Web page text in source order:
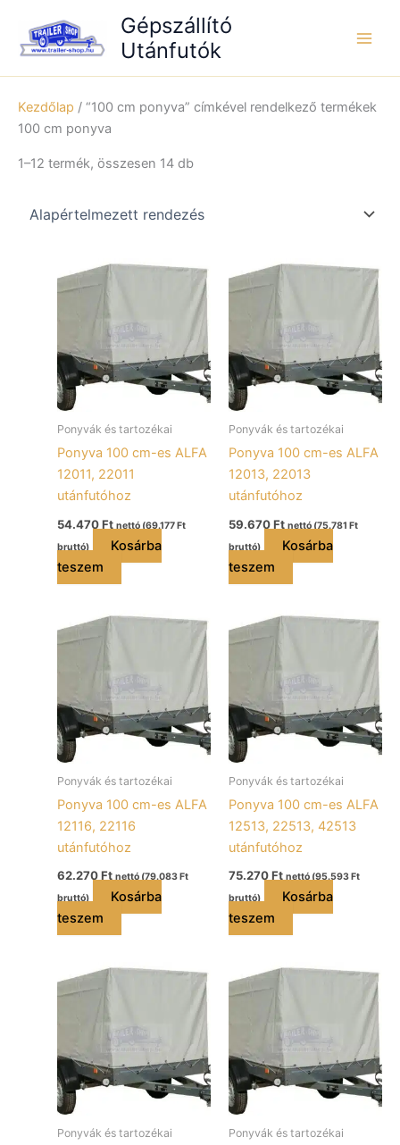
content
Gépszállító
Utánfutók
Kezdőlap / “100 cm ponyva” címkével rendelkező termékek
100 cm ponyva
1–12 termék, összesen 14 db
Ponyvák és tartozékai
Ponyva 100 cm-es ALFA
12011, 22011
utánfutóhoz
54.470Ft nettó (69.177Ft
bruttó)
Kosárba
teszem
Ponyvák és tartozékai
Ponyva 100 cm-es ALFA
12013, 22013
utánfutóhoz
59.670Ft nettó (75.781 Ft
bruttó)
Kosárba
teszem
Ponyvák és tartozékai
Ponyva 100 cm-es ALFA
12116, 22116
utánfutóhoz
62.270Ft nettó (79.083 Ft
bruttó)
Kosárba
teszem
Ponyvák és tartozékai
Ponyva 100 cm-es ALFA
12513, 22513, 42513
utánfutóhoz
75.270Ft nettó (95.593 Ft
bruttó)
Kosárba
teszem
Ponyvák és tartozékai Ponyvák és tartozékai